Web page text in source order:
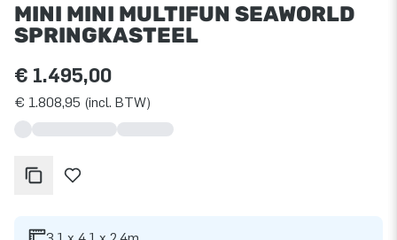
MINI MINI MULTIFUN SEAWORLD
SPRINGKASTEEL
€ 1.495,00
€ 1.808,95 (incl. BTW)